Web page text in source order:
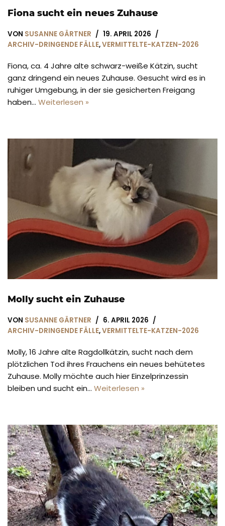
Fiona sucht ein neues Zuhause
VON SUSANNE GÄRTNER
19. APRIL 2026
ARCHIV-DRINGENDE FÄLLE,VERMITTELTE-KATZEN-2026
Fiona, ca. 4 Jahre alte schwarz-weiße Kätzin, sucht
ganz dringend ein neues Zuhause. Gesucht wird es in
ruhiger Umgebung, in der sie gesicherten Freigang
haben… Weiterlesen »
Molly sucht ein Zuhause
VON SUSANNE GÄRTNER
6. APRIL 2026
ARCHIV-DRINGENDE FÄLLE,VERMITTELTE-KATZEN-2026
Molly, 16 Jahre alte Ragdollkätzin, sucht nach dem
plötzlichen Tod ihres Frauchens ein neues behütetes
Zuhause. Molly möchte auch hier Einzelprinzessin
bleiben und sucht ein… Weiterlesen »